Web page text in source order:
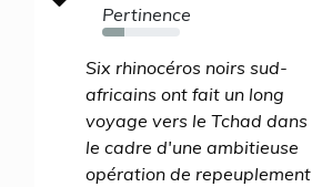
Pertinence
29%
Six rhinocéros noirs sud-
africains ont fait un long
voyage vers le Tchad dans
le cadre d'une ambitieuse
opération de repeuplement